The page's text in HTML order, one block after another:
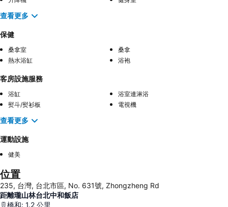
查看更多
保健
桑拿室
桑拿
熱水浴缸
浴袍
客房設施服務
浴缸
浴室連淋浴
熨斗/熨衫板
電視機
查看更多
運動設施
健美
位置
235, 台灣, 台北市區, No. 631號, Zhongzheng Rd
距離瓏山林台北中和飯店
橋和: 1.2 公里